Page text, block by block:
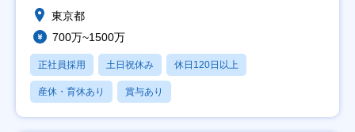
東京都
700万~1500万
正社員採用 土日祝休み 休日120日以上
産休・育休あり 賞与あり